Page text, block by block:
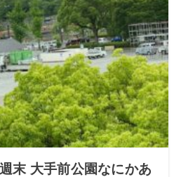
末 大手前公園なにかあ